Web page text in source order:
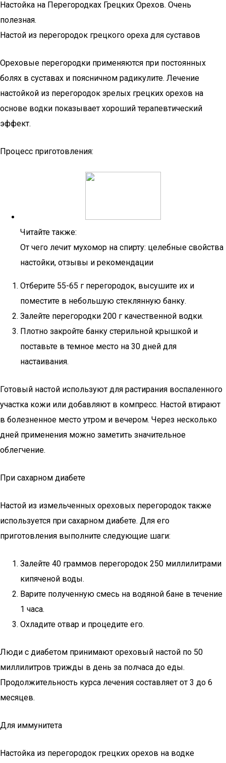
Настойка на Перегородках Грецких Орехов. Очень
полезная.
Настой из перегородок грецкого ореха для суставов
Ореховые перегородки применяются при постоянных
болях в суставах и поясничном радикулите. Лечение
настойкой из перегородок зрелых грецких орехов на
основе водки показывает хороший терапевтический
эффект.
Процесс приготовления:
Читайте также:
От чего лечит мухомор на спирту: целебные свойства
настойки, отзывы и рекомендации
Отберите 55-65 г перегородок, высушите их и
поместите в небольшую стеклянную банку.
Залейте перегородки 200 г качественной водки.
Плотно закройте банку стерильной крышкой и
поставьте в темное место на 30 дней для
настаивания.
Готовый настой используют для растирания воспаленного
участка кожи или добавляют в компресс. Настой втирают
в болезненное место утром и вечером. Через несколько
дней применения можно заметить значительное
облегчение.
При сахарном диабете
Настой из измельченных ореховых перегородок также
используется при сахарном диабете. Для его
приготовления выполните следующие шаги:
Залейте 40 граммов перегородок 250 миллилитрами
кипяченой воды.
Варите полученную смесь на водяной бане в течение
1 часа.
Охладите отвар и процедите его.
Люди с диабетом принимают ореховый настой по 50
миллилитров трижды в день за полчаса до еды.
Продолжительность курса лечения составляет от 3 до 6
месяцев.
Для иммунитета
Настойка из перегородок грецких орехов на водке